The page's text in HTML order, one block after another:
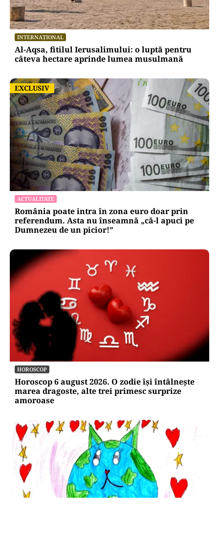
INTERNAȚIONAL
Al-Aqsa, fitilul Ierusalimului: o luptă pentru
câteva hectare aprinde lumea musulmană
EXCLUSIV
EXCLUSIV
ACTUALITATE
România poate intra în zona euro doar prin
referendum. Asta nu înseamnă „că-l apuci pe
Dumnezeu de un picior!”
HOROSCOP
Horoscop 6 august 2026. O zodie își întâlnește
marea dragoste, alte trei primesc surprize
amoroase